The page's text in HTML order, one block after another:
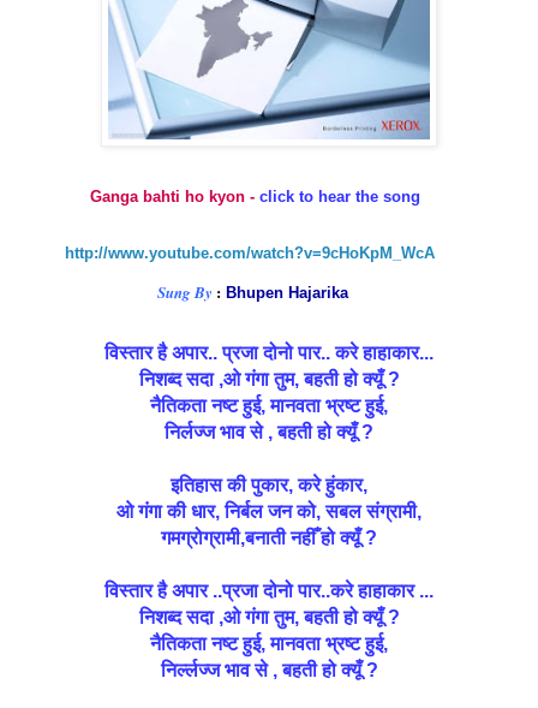
Ganga bahti ho kyon -click to hear the song
http://www.youtube.com/watch?v=9cHoKpM_WcA
Sung By : Bhupen Hajarika
विस्तार है अपार.. प्रजा दोनो पार.. करे हाहाकार...
निशब्द सदा ,ओ गंगा तुम, बहती हो क्यूँ ?
नैतिकता नष्ट हुई, मानवता भ्रष्ट हुई,
निर्लज्ज भाव से , बहती हो क्यूँ ?
इतिहास की पुकार, करे हुंकार,
ओ गंगा की धार, निर्बल जन को, सबल संग्रामी,
गमग्रोग्रामी,बनाती नहीँ हो क्यूँ ?
विस्तार है अपार ..प्रजा दोनो पार..करे हाहाकार ...
निशब्द सदा ,ओ गंगा तुम, बहती हो क्यूँ ?
नैतिकता नष्ट हुई, मानवता भ्रष्ट हुई,
निर्ल्लज्ज भाव से , बहती हो क्यूँ ?